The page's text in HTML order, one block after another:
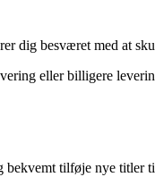
dig besværet med at
eller billigere
tilføje nye titler